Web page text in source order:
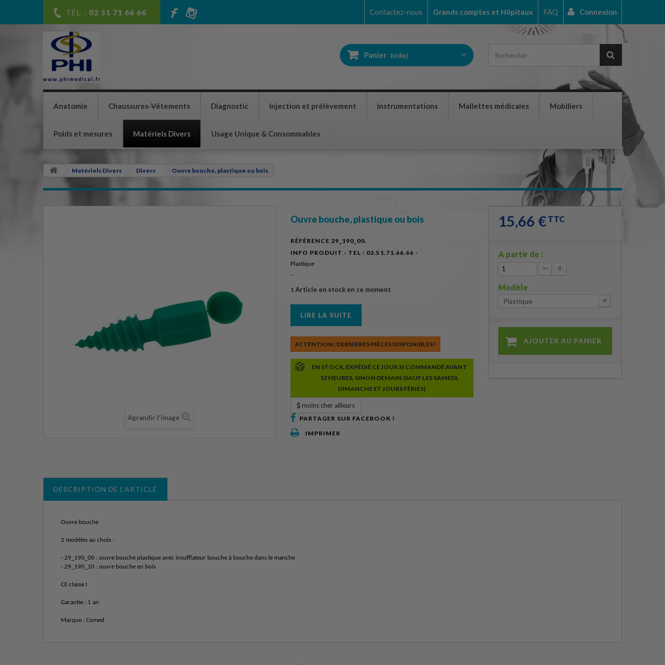
Connexion
Grands comptes et Hôpitaux FAQ
Contactez-nous
TÉL. : 02 51 71 66 66
Panier (vide)
Anatomie Chaussures-Vêtements Diagnostic Injection et prélèvement Instrumentations Mallettes médicales Mobiliers
Poids et mesures Matériels Divers Usage Unique & Consommables
Matériels Divers Divers Ouvre bouche, plastique ou bois
Agrandir l'image
Ouvre bouche, plastique ou bois
RÉFÉRENCE 29_190_00.
INFO PRODUIT - TEL : 02.51.71.66.66 -
Plastique
...
1 Article en stock en ce moment
LIRE LA SUITE
ATTENTION : DERNIÈRES PIÈCES DISPONIBLES !
EN STOCK, EXPÉDIÉ CE JOUR SI COMMANDÉ AVANT
12 HEURES, SINON DEMAIN (SAUF LES SAMEDI,
DIMANCHE ET JOURS FÉRIÉS)
moins cher ailleurs
PARTAGER SUR FACEBOOK !
IMPRIMER
15,66 €TTC
A partir de :
Modèle
Plastique
AJOUTER AU PANIER
DESCRIPTION DE L’ARTICLE
Ouvre bouche
2 modèles au choix :
- 29_190_00 : ouvre bouche plastique avec insufflateur bouche à bouche dans le manche
- 29_190_10 : ouvre bouche en bois
CE classe I
Garantie : 1 an
Marque : Comed